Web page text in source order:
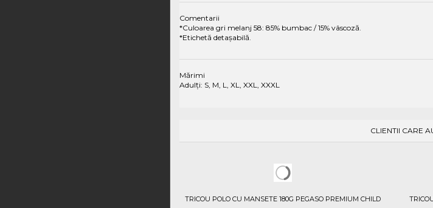
Comentarii
*Culoarea gri melanj 58: 85% bumbac / 15% vâscoză.
*Etichetă detașabilă.
Mărimi
Adulți: S, M, L, XL, XXL, XXXL
CLIENTII CARE
TRICOU POLO CU MANSETE 180G PEGASO PREMIUM CHILD